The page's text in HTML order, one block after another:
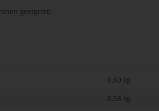
geeignet!
0,60 kg
0,58 kg